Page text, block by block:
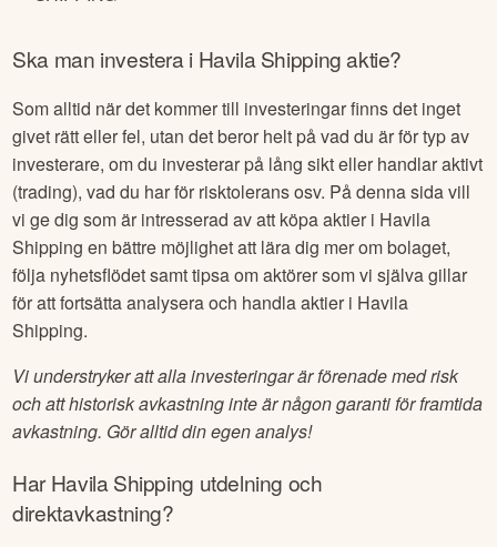
Ska man investera i Havila Shippingaktie?
Som alltid när det kommer till investeringar finns det inget
givet rätt eller fel, utan det beror helt på vad du är för typ av
investerare, om du investerar på lång sikt eller handlar aktivt
(trading), vad du har för risktolerans osv. På denna sida vill
vi ge dig som är intresserad av att köpa aktier i Havila
Shipping en bättre möjlighet att lära dig mer om bolaget,
följa nyhetsflödet samt tipsa om aktörer som vi själva gillar
för att fortsätta analysera och handla aktier i Havila
Shipping.
Vi understryker att alla investeringar är förenade med risk
och att historisk avkastning inte är någon garanti för framtida
avkastning. Gör alltid din egen analys!
HarHavila Shipping utdelning och
direktavkastning?